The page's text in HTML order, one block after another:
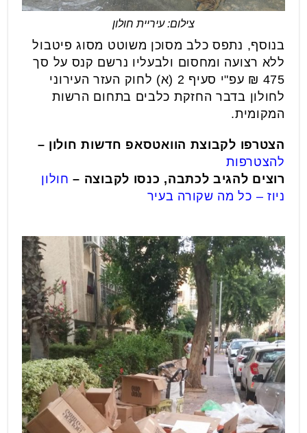
צילום: עיריית חולון
בנוסף, נתפס כלב מסוכן משוטט מסוג פיטבול
ללא רצועה ומחסום ולבעליו נרשם קנס על סך
475 ₪ עפ"י סעיף 2 (א) לחוק העזר העירוני
לחולון בדבר החזקת כלבים בתחום הרשות
המקומית.
הצטרפו לקבוצת הוואטסאפ חדשות חולון –
להצטרפות
רוצים להגיב לכתבה, כנסו לקבוצה – חולון
ניוז – כל מה שקורה בעיר